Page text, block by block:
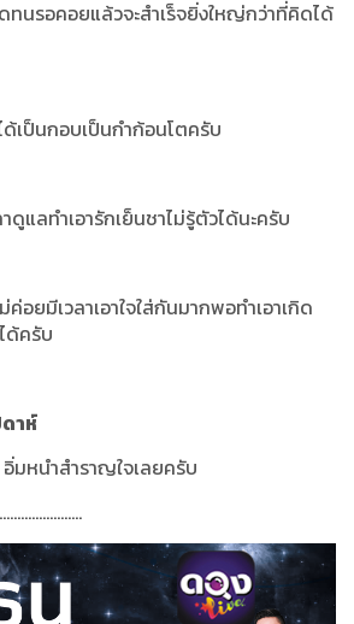
นรอคอยแล้วจะสำเร็จยิ่งใหญ่กว่าที่คิดได้
ด้เป็นกอบเป็นกำก้อนโตครับ
ดูแลทำเอารักเย็นชาไม่รู้ตัวได้นะครับ
อยมีเวลาเอาใจใส่กันมากพอทำเอาเกิด
ด้ครับ
าห์
มหนำสำราญใจเลยครับ